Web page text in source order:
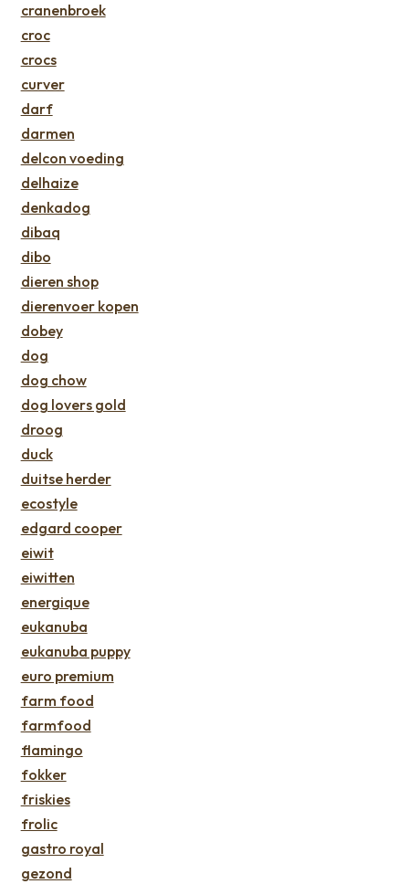
cranenbroek
croc
crocs
curver
darf
darmen
delcon voeding
delhaize
denkadog
dibaq
dibo
dieren shop
dierenvoer kopen
dobey
dog
dog chow
dog lovers gold
droog
duck
duitse herder
ecostyle
edgard cooper
eiwit
eiwitten
energique
eukanuba
eukanuba puppy
euro premium
farm food
farmfood
flamingo
fokker
friskies
frolic
gastro royal
gezond